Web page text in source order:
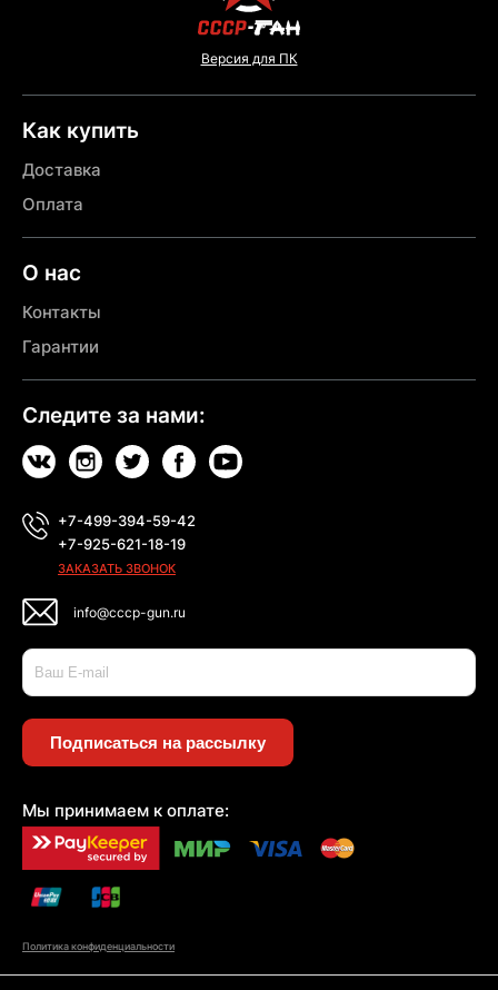
Версия для ПК
Как купить
Доставка
Оплата
О нас
Контакты
Гарантии
Следите за нами:
+7-499-394-59-42
+7-925-621-18-19
ЗАКАЗАТЬ ЗВОНОК
info@cccp-gun.ru
Подписаться на рассылку
Мы принимаем к оплате:
Политика конфиденциальности